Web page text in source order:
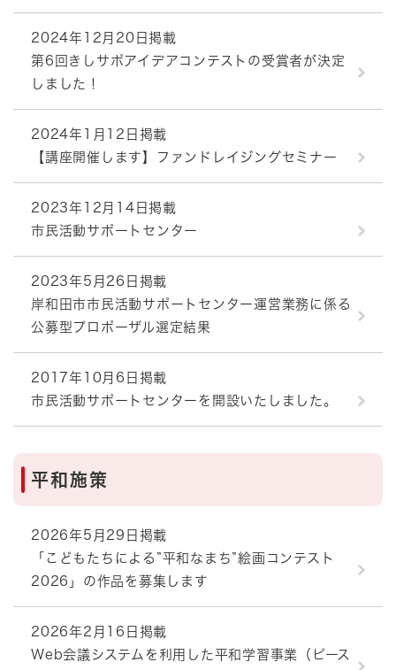
2024年12月20日掲載
第6回きしサポアイデアコンテストの受賞者が決定
しました！
2024年1月12日掲載
【講座開催します】ファンドレイジングセミナー
2023年12月14日掲載
市民活動サポートセンター
2023年5月26日掲載
岸和田市市民活動サポートセンター運営業務に係る
公募型プロポーザル選定結果
2017年10月6日掲載
市民活動サポートセンターを開設いたしました。
平和施策
2026年5月29日掲載
「こどもたちによる”平和なまち”絵画コンテスト
2026」の作品を募集します
2026年2月16日掲載
Web会議システムを利用した平和学習事業（ピース